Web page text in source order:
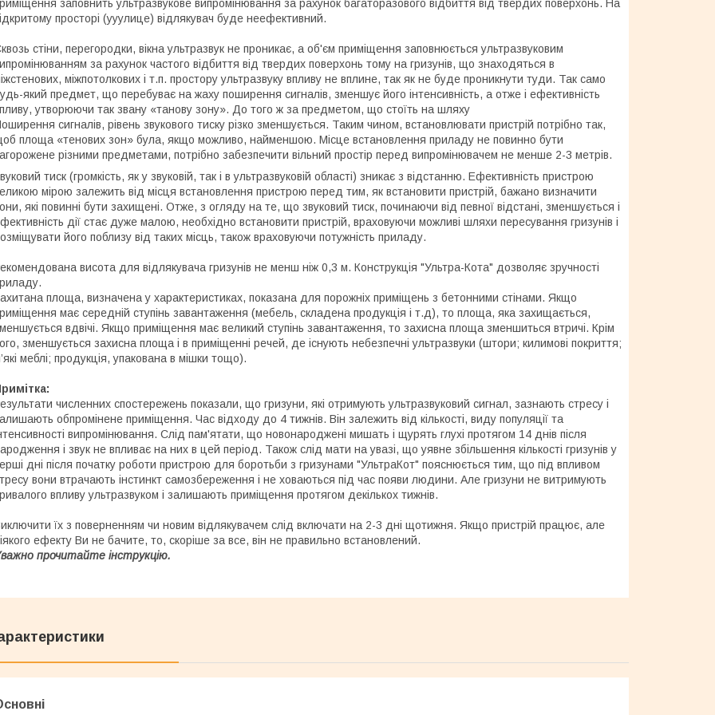
заповнить ультразвукове випромінювання за рахунок багаторазового відбиття від твердих поверхонь. На
просторі (ууулице) відлякувач буде неефективний.
стіни, перегородки, вікна ультразвук не проникає, а об'єм приміщення заповнюється ультразвуковим
за рахунок частого відбиття від твердих поверхонь тому на гризунів, що знаходяться в
міжпотолкових і т.п. простору ультразвуку впливу не вплине, так як не буде проникнути туди. Так само
який предмет, що перебуває на жаху поширення сигналів, зменшує його інтенсивність, а отже і ефективність
утворюючи так звану «танову зону». До того ж за предметом, що стоїть на шляху
сигналів, рівень звукового тиску різко зменшується. Таким чином, встановлювати пристрій потрібно так,
площа «тенових зон» була, якщо можливо, найменшою. Місце встановлення приладу не повинно бути
різними предметами, потрібно забезпечити вільний простір перед випромінювачем не менше 2-3 метрів.
тиск (громкість, як у звуковій, так і в ультразвуковій області) зникає з відстанню. Ефективність пристрою
мірою залежить від місця встановлення пристрою перед тим, як встановити пристрій, бажано визначити
які повинні бути захищені. Отже, з огляду на те, що звуковий тиск, починаючи від певної відстані, зменшується і
дії стає дуже малою, необхідно встановити пристрій, враховуючи можливі шляхи пересування гризунів і
його поблизу від таких місць, також враховуючи потужність приладу.
висота для відлякувача гризунів не менш ніж 0,3 м. Конструкція "Ультра-Кота" дозволяє зручності
площа, визначена у характеристиках, показана для порожніх приміщень з бетонними стінами. Якщо
має середній ступінь завантаження (мебель, складена продукція і т.д), то площа, яка захищається,
вдвічі. Якщо приміщення має великий ступінь завантаження, то захисна площа зменшиться втричі. Крім
зменшується захисна площа і в приміщенні речей, де існують небезпечні ультразвуки (штори; килимові покриття;
меблі; продукція, упакована в мішки тощо).
численних спостережень показали, що гризуни, які отримують ультразвуковий сигнал, зазнають стресу і
обпромінене приміщення. Час відходу до 4 тижнів. Він залежить від кількості, виду популяції та
випромінювання. Слід пам'ятати, що новонароджені мишать і щурять глухі протягом 14 днів після
і звук не впливає на них в цей період. Також слід мати на увазі, що уявне збільшення кількості гризунів у
дні після початку роботи пристрою для боротьби з гризунами "УльтраКот" пояснюється тим, що під впливом
вони втрачають інстинкт самозбереження і не ховаються під час появи людини. Але гризуни не витримують
впливу ультразвуком і залишають приміщення протягом декількох тижнів.
їх з поверненням чи новим відлякувачем слід включати на 2-3 дні щотижня. Якщо пристрій працює, але
ефекту Ви не бачите, то, скоріше за все, він не правильно встановлений.
прочитайте інструкцію.